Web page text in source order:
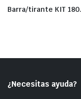
Barra/tirante KIT
¿Necesitas ayuda?